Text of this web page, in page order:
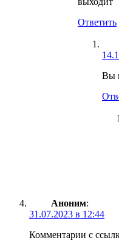
Ответить
Вы
Аноним:
31.07.2023 в 12:44
Комментарии с